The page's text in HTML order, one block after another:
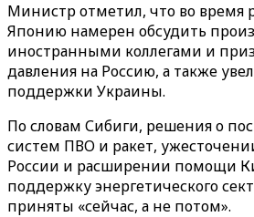
Министр отметил, что во время
Японию намерен обсудить
иностранными коллегами и
давления на Россию, а также
поддержки Украины.
По словам Сибиги, решения о
систем ПВО и ракет,
России и расширении помощи
поддержку энергетического
приняты «сейчас, а не потом».